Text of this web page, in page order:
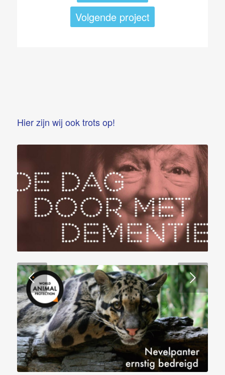
Volgende project
Hier zijn wij ook trots op!
Volgende